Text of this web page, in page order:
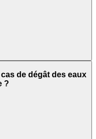
de dégât des eaux
?